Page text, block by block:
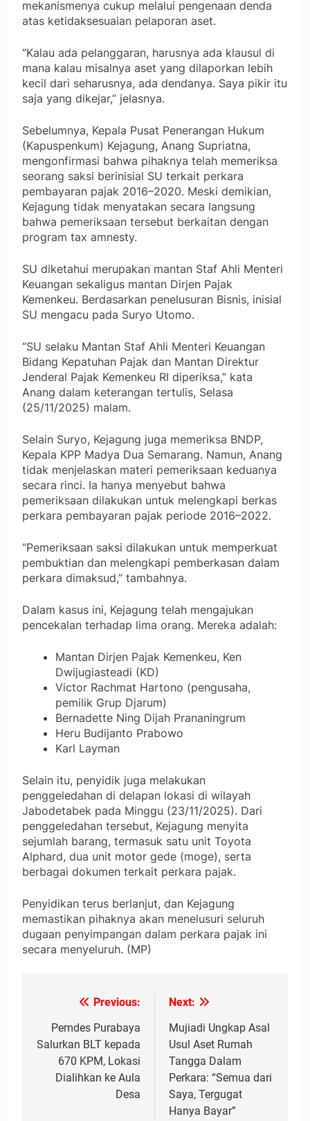
mekanismenya cukup melalui pengenaan denda
atas ketidaksesuaian pelaporan aset.
“Kalau ada pelanggaran, harusnya ada klausul di
mana kalau misalnya aset yang dilaporkan lebih
kecil dari seharusnya, ada dendanya. Saya pikir itu
saja yang dikejar,” jelasnya.
Sebelumnya, Kepala Pusat Penerangan Hukum
(Kapuspenkum) Kejagung, Anang Supriatna,
mengonfirmasi bahwa pihaknya telah memeriksa
seorang saksi berinisial SU terkait perkara
pembayaran pajak 2016–2020. Meski demikian,
Kejagung tidak menyatakan secara langsung
bahwa pemeriksaan tersebut berkaitan dengan
program tax amnesty.
SU diketahui merupakan mantan Staf Ahli Menteri
Keuangan sekaligus mantan Dirjen Pajak
Kemenkeu. Berdasarkan penelusuran Bisnis, inisial
SU mengacu pada Suryo Utomo.
“SU selaku Mantan Staf Ahli Menteri Keuangan
Bidang Kepatuhan Pajak dan Mantan Direktur
Jenderal Pajak Kemenkeu RI diperiksa,” kata
Anang dalam keterangan tertulis, Selasa
(25/11/2025) malam.
Selain Suryo, Kejagung juga memeriksa BNDP,
Kepala KPP Madya Dua Semarang. Namun, Anang
tidak menjelaskan materi pemeriksaan keduanya
secara rinci. Ia hanya menyebut bahwa
pemeriksaan dilakukan untuk melengkapi berkas
perkara pembayaran pajak periode 2016–2022.
“Pemeriksaan saksi dilakukan untuk memperkuat
pembuktian dan melengkapi pemberkasan dalam
perkara dimaksud,” tambahnya.
Dalam kasus ini, Kejagung telah mengajukan
pencekalan terhadap lima orang. Mereka adalah:
Mantan Dirjen Pajak Kemenkeu, Ken
Dwijugiasteadi (KD)
Victor Rachmat Hartono (pengusaha,
pemilik Grup Djarum)
Bernadette Ning Dijah Prananingrum
Heru Budijanto Prabowo
Karl Layman
Selain itu, penyidik juga melakukan
penggeledahan di delapan lokasi di wilayah
Jabodetabek pada Minggu (23/11/2025). Dari
penggeledahan tersebut, Kejagung menyita
sejumlah barang, termasuk satu unit Toyota
Alphard, dua unit motor gede (moge), serta
berbagai dokumen terkait perkara pajak.
Penyidikan terus berlanjut, dan Kejagung
memastikan pihaknya akan menelusuri seluruh
dugaan penyimpangan dalam perkara pajak ini
secara menyeluruh. (MP)
Navigasi
pos
Previous:
Pemdes Purabaya
Salurkan BLT kepada
670 KPM, Lokasi
Dialihkan ke Aula
Desa
Next:
Mujiadi Ungkap Asal
Usul Aset Rumah
Tangga Dalam
Perkara: “Semua dari
Saya, Tergugat
Hanya Bayar”